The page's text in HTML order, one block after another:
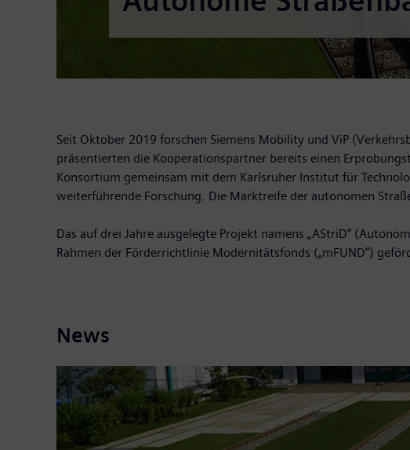
Seit Oktober 2019 forschen Siemens Mobility und ViP
präsentierten die Kooperationspartner bereits einen
Konsortium gemeinsam mit dem Karlsruher Institut für
weiterführende Forschung. Die Marktreife der autonomen
Das auf drei Jahre ausgelegte Projekt namens „AStriD“
Rahmen der Förderrichtlinie Modernitätsfonds („mFUND“)
News